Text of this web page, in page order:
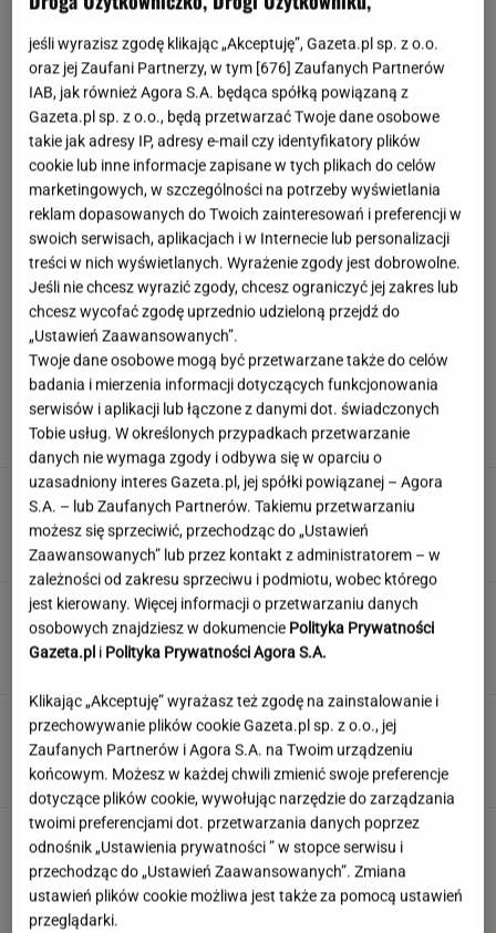
Szokujące nagranie z Tatr. "Rodzice, którzy
zwariowali"
Argentyna w żałobie. Oto co ojciec
zrobił dla Messiego. "Bądź silny, Leo"
SUBSKRYPCJA
Ekspresowe dyktando. Tutaj tylko erudyta
zasługuje na komplet punktów
Wyjeżdżasz za granicę? Te rozwiązania mogą
oszczędzić sporo czasu i nerwów
MATERIAŁ PROMOCYJNY
Pensje lekarzy. Specjalista
hematolog dostał podwyżkę, ale zarabia mniej
SUBSKRYPCJA
Płacą absurdalny podatek. Ministerstwo
prawa nie zmieni
MATERIAŁ PROMOCYJNY
jeśli wyrazisz zgodę klikając „Akceptuję”, Gazeta.pl sp. z o.o.
oraz jej Zaufani Partnerzy, w tym [676] Zaufanych Partnerów
IAB, jak również Agora S.A. będąca spółką powiązaną z
Gazeta.pl sp. z o.o., będą przetwarzać Twoje dane osobowe
takie jak adresy IP, adresy e-mail czy identyfikatory plików
cookie lub inne informacje zapisane w tych plikach do celów
marketingowych, w szczególności na potrzeby wyświetlania
reklam dopasowanych do Twoich zainteresowań i preferencji w
swoich serwisach, aplikacjach i w Internecie lub personalizacji
treści w nich wyświetlanych. Wyrażenie zgody jest dobrowolne.
Jeśli nie chcesz wyrazić zgody, chcesz ograniczyć jej zakres lub
chcesz wycofać zgodę uprzednio udzieloną przejdź do
„Ustawień Zaawansowanych”.
Twoje dane osobowe mogą być przetwarzane także do celów
badania i mierzenia informacji dotyczących funkcjonowania
serwisów i aplikacji lub łączone z danymi dot. świadczonych
Tobie usług. W określonych przypadkach przetwarzanie
danych nie wymaga zgody i odbywa się w oparciu o
uzasadniony interes Gazeta.pl, jej spółki powiązanej – Agora
S.A. – lub Zaufanych Partnerów. Takiemu przetwarzaniu
możesz się sprzeciwić, przechodząc do „Ustawień
Zaawansowanych” lub przez kontakt z administratorem – w
zależności od zakresu sprzeciwu i podmiotu, wobec którego
jest kierowany. Więcej informacji o przetwarzaniu danych
osobowych znajdziesz w dokumencie Polityka Prywatności
Gazeta.pl i Polityka Prywatności Agora S.A.
Klikając „Akceptuję” wyrażasz też zgodę na zainstalowanie i
przechowywanie plików cookie Gazeta.pl sp. z o.o., jej
Zaufanych Partnerów i Agora S.A. na Twoim urządzeniu
końcowym. Możesz w każdej chwili zmienić swoje preferencje
dotyczące plików cookie, wywołując narzędzie do zarządzania
twoimi preferencjami dot. przetwarzania danych poprzez
odnośnik „Ustawienia prywatności ” w stopce serwisu i
przechodząc do „Ustawień Zaawansowanych”. Zmiana
ustawień plików cookie możliwa jest także za pomocą ustawień
przeglądarki.